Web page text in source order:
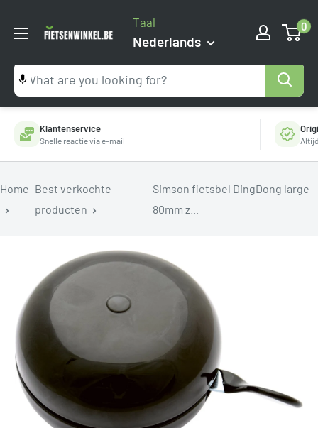
naar
Fietsenwinkel.be
Taal
Nederlands
0
Klantenservice
Snelle reactie via e-mail
Home Best verkochte
producten
Simson fietsbel DingDong large
80mm z...